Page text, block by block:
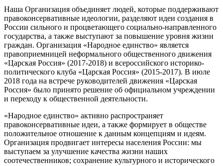
Наша Организация объединяет людей, которые поддерживают
правоконсервативные идеологии, разделяют идеи создания в
России сильного и процветающего социально-направленного
государства, а также выступают за повышение уровня жизни
граждан. Организация «Народное единство» является
правоприемницей неформального общественного движения
«Царская Россия» (2017-2018) и всероссийского историко-
политического клуба «Царская Россия» (2015-2017). В июле
2018 года на встрече руководителей движения «Царская
Россия» было принято решение об официальном учреждении
и переходу к общественной деятельности.
«Народное единство» активно распространяет
правоконсервативные идеи, а также формирует в обществе
положительное отношение к данным концепциям и идеям.
Организация продвигает интересы населения России: мы
выступаем за улучшение качества жизни наших
соотечественников; сохранение культурного и исторического